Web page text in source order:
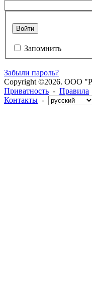
Войти
Запомнить
Забыли пароль?
Copyright ©2026. ООО
Приватность - Правила
Контакты -